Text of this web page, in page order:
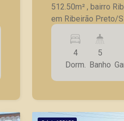
CORRETOR
Lucelia
512.50m² , bairro
em Ribeirão Preto/SP. - 4 suítes
armários embutidos,
com closet e
hidromassagem; -
- Sala de TV; - Sala
planejada; -
Dependências de
vagas de garagem. A Piramid tem como
4
Dorm.
5
Banho